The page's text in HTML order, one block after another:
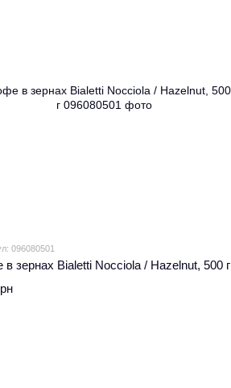
096080501
в зернах Bialetti Nocciola / Hazelnut, 500 г